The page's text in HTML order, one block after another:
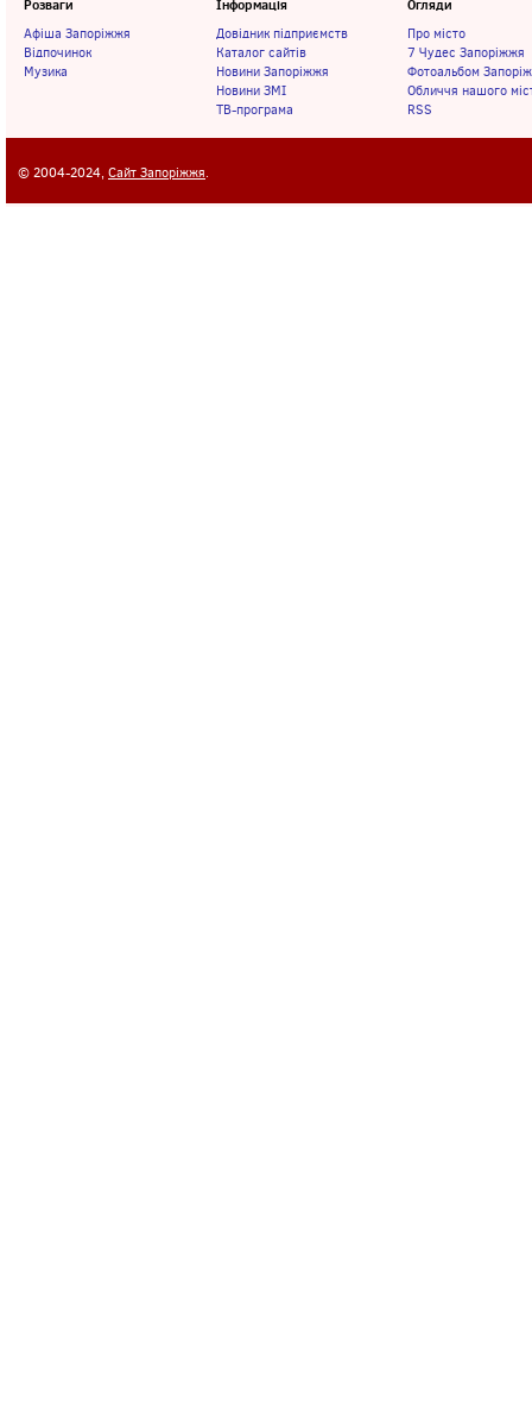
Розваги
Афіша Запоріжжя
Відпочинок
Музика
Інформація
Довідник підприємств
Каталог сайтів
Новини Запоріжжя
Новини ЗМІ
ТВ-програма
Огляди
Про місто
7 Чудес Запоріжжя
Фотоальбом
Обличчя нашого
RSS
© 2004-2024, Сайт Запоріжжя.